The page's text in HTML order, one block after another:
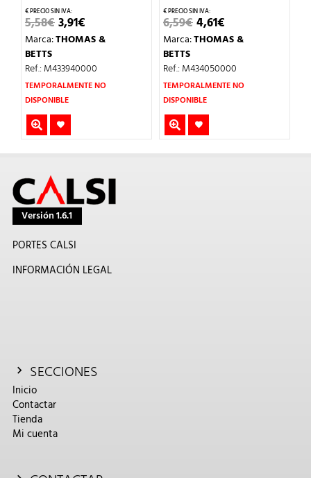
5,58€EL
PRECIO
ORIGINAL
5,58€.
3,91€PRECIO
ACTUAL
3,91€.
Marca:THOMAS &
BETTS
Ref.: M433940000
TEMPORALMENTE NO
DISPONIBLE
6,59€EL
PRECIO
ORIGINAL
6,59€.
4,61€PRECIO
ACTUAL
4,61€.
Marca:THOMAS &
BETTS
Ref.: M434050000
TEMPORALMENTE NO
DISPONIBLE
Versión 1.6.1
PORTES CALSI
INFORMACIÓN LEGAL
SECCIONES
Inicio
Contactar
Tienda
Mi cuenta